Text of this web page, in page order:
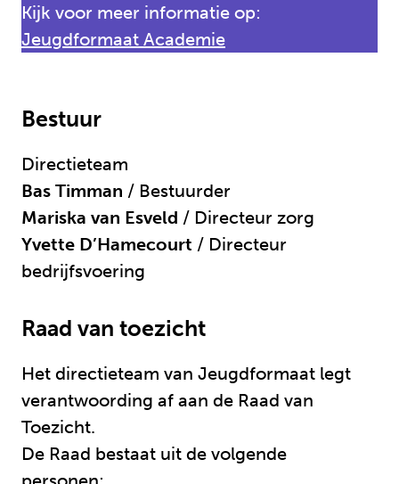
Kijk voor meer informatie op:
Jeugdformaat Academie
Bestuur
Directieteam
Bas Timman / Bestuurder
Mariska van Esveld / Directeur zorg
Yvette D’Hamecourt / Directeur
bedrijfsvoering
Raad van toezicht
Het directieteam van Jeugdformaat legt
verantwoording af aan de Raad van
Toezicht.
De Raad bestaat uit de volgende